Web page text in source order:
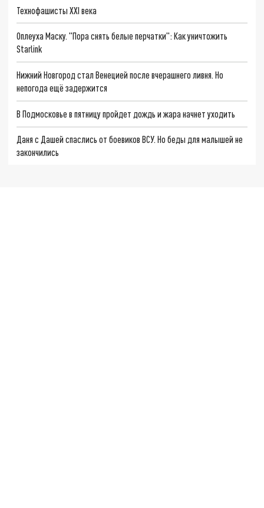
Технофашисты XXI века
Оплеуха Маску. "Пора снять белые перчатки": Как уничтожить
Starlink
Нижний Новгород стал Венецией после вчерашнего ливня. Но
непогода ещё задержится
В Подмосковье в пятницу пройдет дождь и жара начнет уходить
Даня с Дашей спаслись от боевиков ВСУ. Но беды для малышей не
закончились